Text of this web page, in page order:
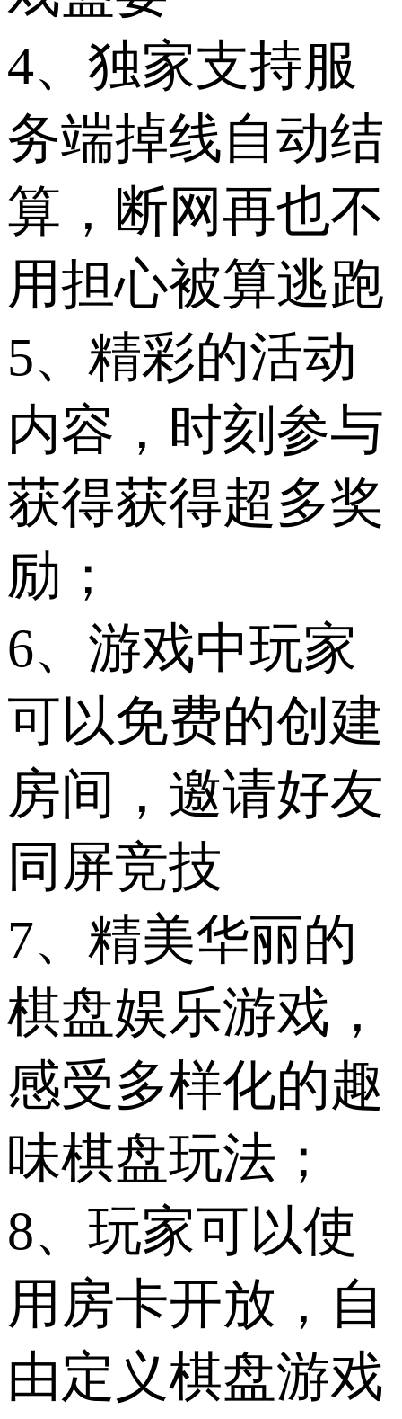
4、独家支持服
务端掉线自动结
算，断网再也不
用担心被算逃跑
5、精彩的活动
内容，时刻参与
获得获得超多奖
励；
6、游戏中玩家
可以免费的创建
房间，邀请好友
同屏竞技
7、精美华丽的
棋盘娱乐游戏，
感受多样化的趣
味棋盘玩法；
8、玩家可以使
用房卡开放，自
由定义棋盘游戏